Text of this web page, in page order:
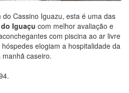
Cassino Iguazu, esta é uma das
Iguaçu com melhor avaliação e
com piscina ao ar livre
elogiam a hospitalidade da
caseiro.